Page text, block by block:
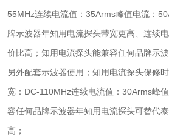
55MHz连续电流值：35Arms峰值电流：
牌示波器年知用电流探头带宽更高、连续
价比高；知用电流探头能兼容任何品牌示
另外配套示波器使用；知用电流探头保修
宽：DC-110MHz连续电流值：30Arms峰
容任何品牌示波器年知用电流探头可替代
高；